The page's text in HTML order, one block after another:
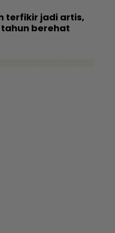
terfikir jadi artis,
tahun berehat